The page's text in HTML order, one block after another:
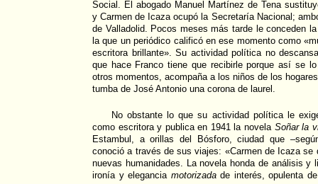
Social. El abogado Manuel Martínez de Tena
y Carmen de Icaza ocupó la Secretaría Nacional;
de Valladolid. Pocos meses más tarde le conceden
la que un periódico calificó en ese momento como
escritora brillante». Su actividad política no
que hace Franco tiene que recibirle porque así se
otros momentos, acompaña a los niños de los
tumba de José Antonio una corona de laurel.
No obstante lo que su actividad política le
como escritora y publica en 1941 la novela Soñar la
Estambul, a orillas del Bósforo, ciudad que
conoció a través de sus viajes: «Carmen de Icaza se
nuevas humanidades. La novela honda de análisis y
ironía y elegancia motorizadade interés, opulenta